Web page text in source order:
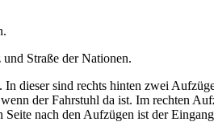
Straße der Nationen.
dieser sind rechts hinten zwei
der Fahrstuhl da ist. Im rechten
nach den Aufzügen ist der